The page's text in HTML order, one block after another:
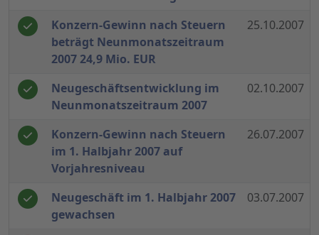
Konzern-Gewinn nach Steuern
beträgt Neunmonatszeitraum
2007 24,9 Mio. EUR
25.10.2007
Neugeschäftsentwicklung im
Neunmonatszeitraum 2007
02.10.2007
Konzern-Gewinn nach Steuern
im 1. Halbjahr 2007 auf
Vorjahresniveau
26.07.2007
Neugeschäft im 1. Halbjahr 2007
gewachsen
03.07.2007